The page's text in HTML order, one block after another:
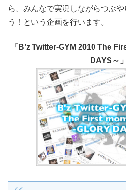
ら、みんなで実況しながらつぶ
う！という企画を行います。
「B’z Twitter-GYM 2010 The
DAYS～」